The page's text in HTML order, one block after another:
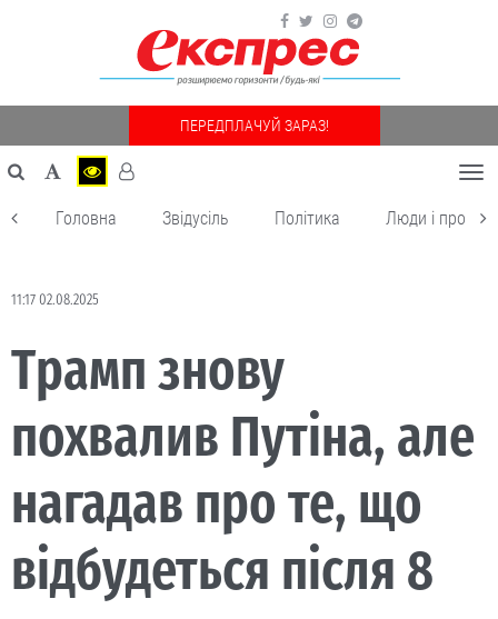
ПЕРЕДПЛАЧУЙ ЗАРАЗ!
Головна Звідусіль Політика Люди і
11:17 02.08.2025
Трамп знову
похвалив Путіна, але
нагадав про те, що
відбудеться після 8